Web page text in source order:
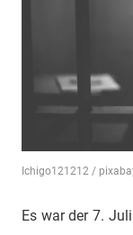
"Spukschloss
Deutschland"
Ichigo121212 /
Es war der 7.